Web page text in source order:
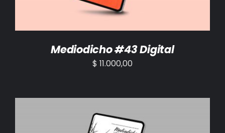
Mediodicho #43 Digital
$ 11.000,00